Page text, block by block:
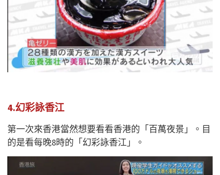
4.幻彩詠香江
第一次來香港當然想要看看香港的「百萬夜景」。目
的是看每晚8時的「幻彩詠香江」。